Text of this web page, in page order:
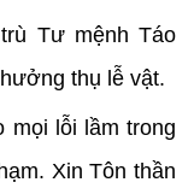
Tư mệnh Táo
thụ lễ vật.
mọi lỗi lầm trong
Xin Tôn thần